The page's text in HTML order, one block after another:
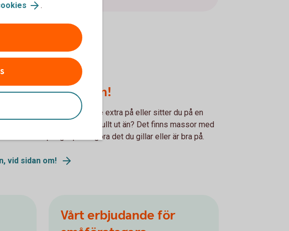
vid sidan om!
du skulle kunna tjäna lite extra på eller sitter du på en
inte är beredd att satsa på fullt ut än? Det finns massor med
att få in extrapengar på att göra det du gillar eller är bra på.
vid sidan om!
Vårt erbjudande för
.